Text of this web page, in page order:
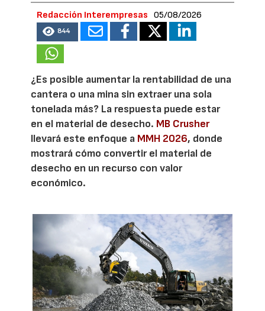
Redacción Interempresas 05/08/2026
844
¿Es posible aumentar la rentabilidad de una
cantera o una mina sin extraer una sola
tonelada más? La respuesta puede estar
en el material de desecho. MB Crusher
llevará este enfoque a MMH 2026, donde
mostrará cómo convertir el material de
desecho en un recurso con valor
económico.